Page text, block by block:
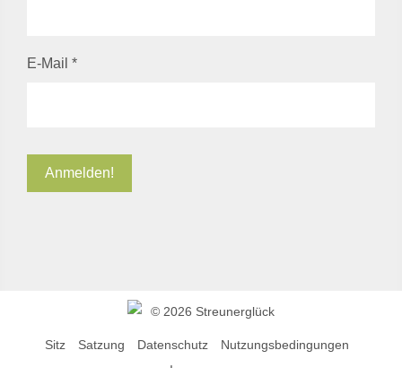
E-Mail *
© 2026 Streunerglück
Sitz Satzung Datenschutz
Nutzungsbedingungen